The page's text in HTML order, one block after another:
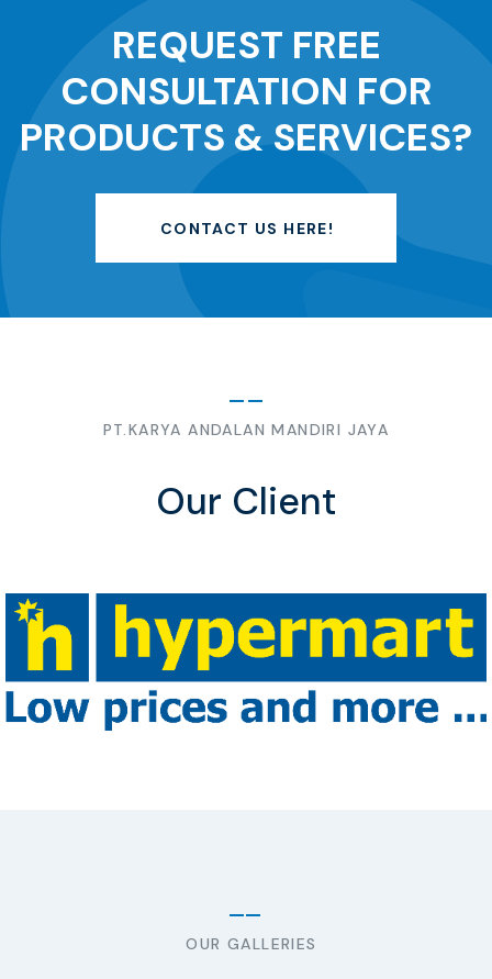
REQUEST FREE
CONSULTATION FOR
PRODUCTS & SERVICES?
CONTACT US HERE!
PT.KARYA ANDALAN MANDIRI JAYA
Our Client
OUR GALLERIES